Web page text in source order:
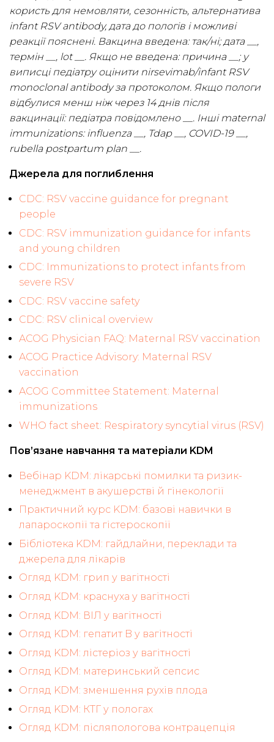
користь для немовляти, сезонність, альтернатива
infant RSV antibody, дата до пологів і можливі
реакції пояснені. Вакцина введена: так/ні; дата __,
термін __, lot __. Якщо не введена: причина __; у
виписці педіатру оцінити nirsevimab/infant RSV
monoclonal antibody за протоколом. Якщо пологи
відбулися менш ніж через 14 днів після
вакцинації: педіатра повідомлено __. Інші maternal
immunizations: influenza __, Tdap __, COVID-19 __,
rubella postpartum plan __.
Джерела для поглиблення
CDC: RSV vaccine guidance for pregnant
people
CDC: RSV immunization guidance for infants
and young children
CDC: Immunizations to protect infants from
severe RSV
CDC: RSV vaccine safety
CDC: RSV clinical overview
ACOG Physician FAQ: Maternal RSV vaccination
ACOG Practice Advisory: Maternal RSV
vaccination
ACOG Committee Statement: Maternal
immunizations
WHO fact sheet: Respiratory syncytial virus (RSV)
Пов’язане навчання та матеріали KDM
Вебінар KDM: лікарські помилки та ризик-
менеджмент в акушерстві й гінекології
Практичний курс KDM: базові навички в
лапароскопії та гістероскопії
Бібліотека KDM: гайдлайни, переклади та
джерела для лікарів
Огляд KDM: грип у вагітності
Огляд KDM: краснуха у вагітності
Огляд KDM: ВІЛ у вагітності
Огляд KDM: гепатит B у вагітності
Огляд KDM: лістеріоз у вагітності
Огляд KDM: материнський сепсис
Огляд KDM: зменшення рухів плода
Огляд KDM: КТГ у пологах
Огляд KDM: післяпологова контрацепція